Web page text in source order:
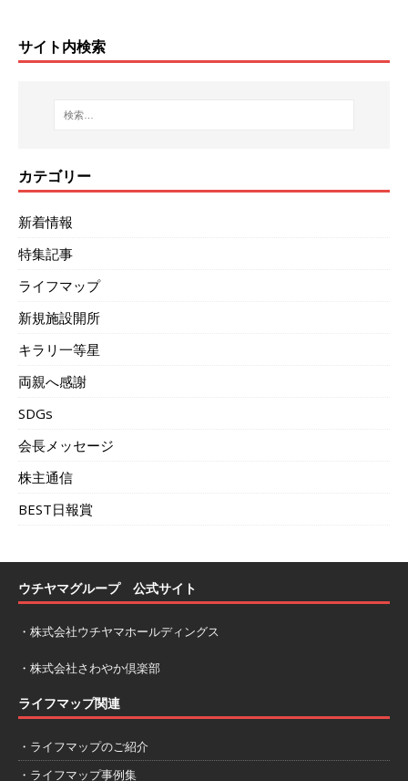
サイト内検索
カテゴリー
新着情報
特集記事
ライフマップ
新規施設開所
キラリ一等星
両親へ感謝
SDGs
会長メッセージ
株主通信
BEST日報賞
ウチヤマグループ 公式サイト
・ 株式会社ウチヤマホールディングス
・ 株式会社さわやか倶楽部
ライフマップ関連
・ライフマップのご紹介
・ライフマップ事例集